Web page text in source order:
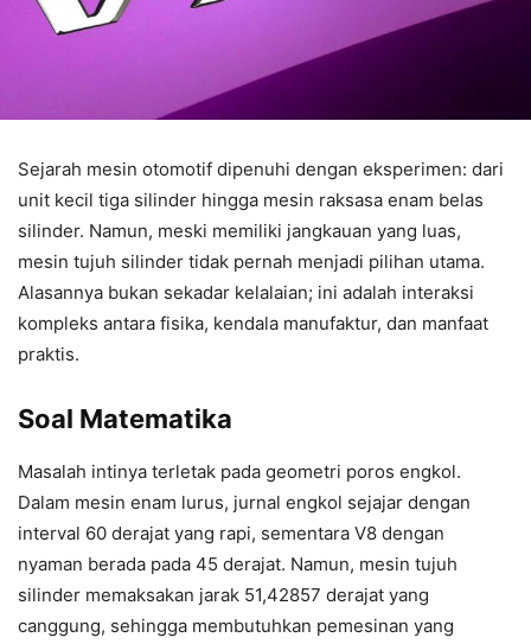
Sejarah mesin otomotif dipenuhi dengan eksperimen: dari
unit kecil tiga silinder hingga mesin raksasa enam belas
silinder. Namun, meski memiliki jangkauan yang luas,
mesin tujuh silinder tidak pernah menjadi pilihan utama.
Alasannya bukan sekadar kelalaian; ini adalah interaksi
kompleks antara fisika, kendala manufaktur, dan manfaat
praktis.
Soal Matematika
Masalah intinya terletak pada geometri poros engkol.
Dalam mesin enam lurus, jurnal engkol sejajar dengan
interval 60 derajat yang rapi, sementara V8 dengan
nyaman berada pada 45 derajat. Namun, mesin tujuh
silinder memaksakan jarak 51,42857 derajat yang
canggung, sehingga membutuhkan pemesinan yang